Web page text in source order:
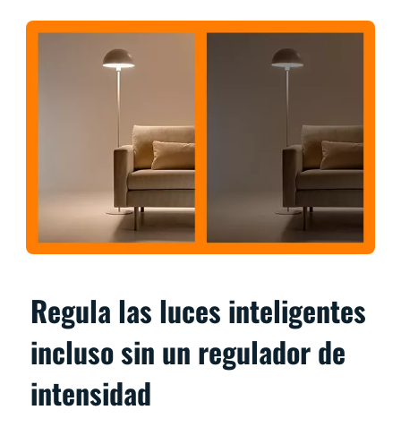
Regula las luces inteligentes
incluso sin un regulador de
intensidad